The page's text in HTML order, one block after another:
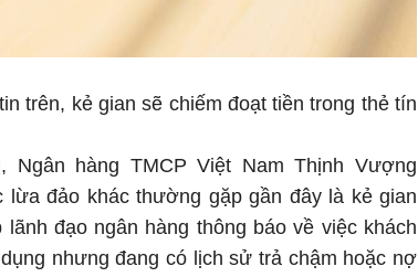
trên, kẻ gian sẽ chiếm đoạt tiền trong thẻ tín
hàng TMCP Việt Nam Thịnh Vượng
lừa đảo khác thường gặp gần đây là kẻ gian
đạo ngân hàng thông báo về việc khách
nhưng đang có lịch sử trả chậm hoặc nợ